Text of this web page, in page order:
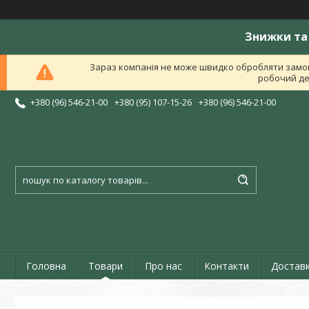
Знижки та
Зараз компанія не може швидко обробляти
робочий
+380 (96) 546-21-00 +380 (95) 107-15-26 +380 (96) 546-21-00
Головна Товари Про нас Контакти